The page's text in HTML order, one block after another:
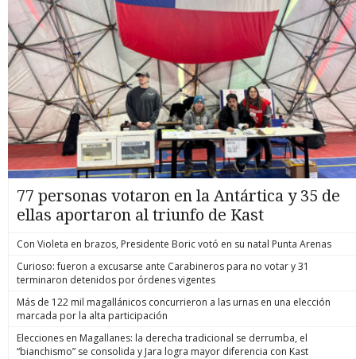
77 personas votaron en la Antártica y 35 de
ellas aportaron al triunfo de Kast
Con Violeta en brazos, Presidente Boric votó en su natal Punta Arenas
Curioso: fueron a excusarse ante Carabineros para no votar y 31
terminaron detenidos por órdenes vigentes
Más de 122 mil magallánicos concurrieron a las urnas en una elección
marcada por la alta participación
Elecciones en Magallanes: la derecha tradicional se derrumba, el
“bianchismo” se consolida y Jara logra mayor diferencia con Kast